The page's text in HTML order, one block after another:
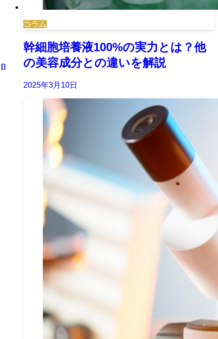
コラム
幹細胞培養液100%の実力とは？他
の美容成分との違いを解説
2025年3月10日